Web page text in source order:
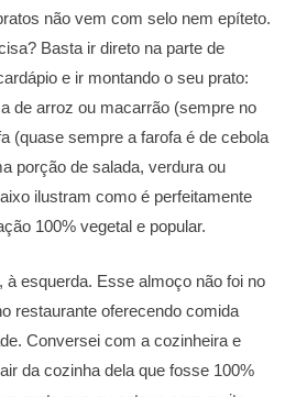
não vem com selo nem epíteto.
Basta ir direto na parte de
e ir montando o seu prato:
de arroz ou macarrão (sempre no
(quase sempre a farofa é de cebola
porção de salada, verdura ou
ilustram como é perfeitamente
100% vegetal e popular.
à esquerda. Esse almoço não foi no
restaurante oferecendo comida
Conversei com a cozinheira e
da cozinha dela que fosse 100%